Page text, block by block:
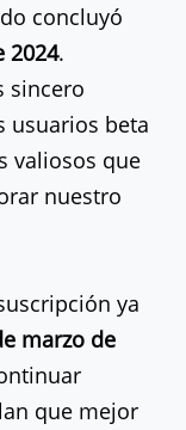
concluyó
2024.
sincero
usuarios beta
valiosos que
nuestro
ya
marzo de
que mejor